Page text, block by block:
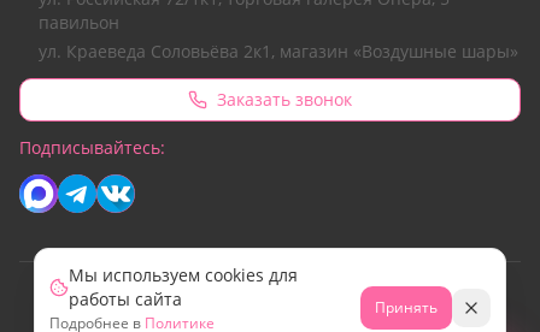
павильон
ул. Краеведа Соловьёва 2к1, магазин «Воздушные шары»
Заказать звонок
Подписывайтесь:
© 2026 Все права защищены.
Сайт разработан командой Emotion Marketing
Мы используем cookies для
работы сайта
Подробнее в Политике
Принять